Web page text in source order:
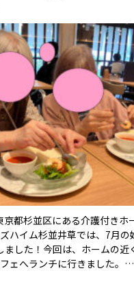
都杉並区にある介護付きホ
ハイム杉並井草では、7月の
ました！今回は、ホームの近
ェへランチに行きました。…